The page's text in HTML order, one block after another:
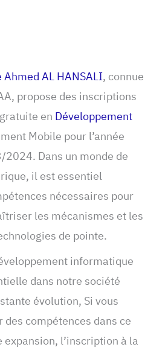
Ahmed AL HANSALI, connue
propose des inscriptions
en Développement
Mobile pour l’année
Dans un monde de
il est essentiel
nécessaires pour
les mécanismes et les
de pointe.
informatique
dans notre société
évolution, Si vous
compétences dans ce
l’inscription à la